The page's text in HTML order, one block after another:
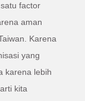
factor
aman
Karena
yang
karena lebih
kita